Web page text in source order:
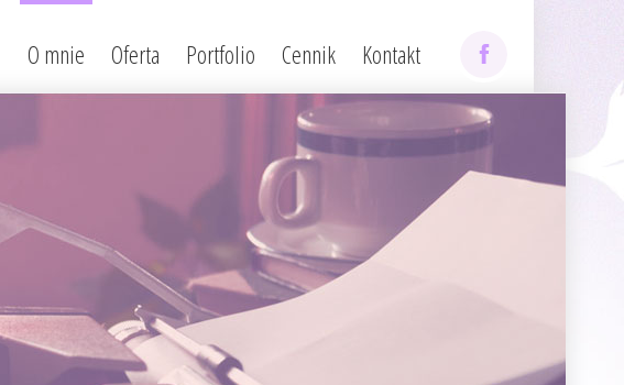
O mnie Oferta Portfolio Cennik Kontakt